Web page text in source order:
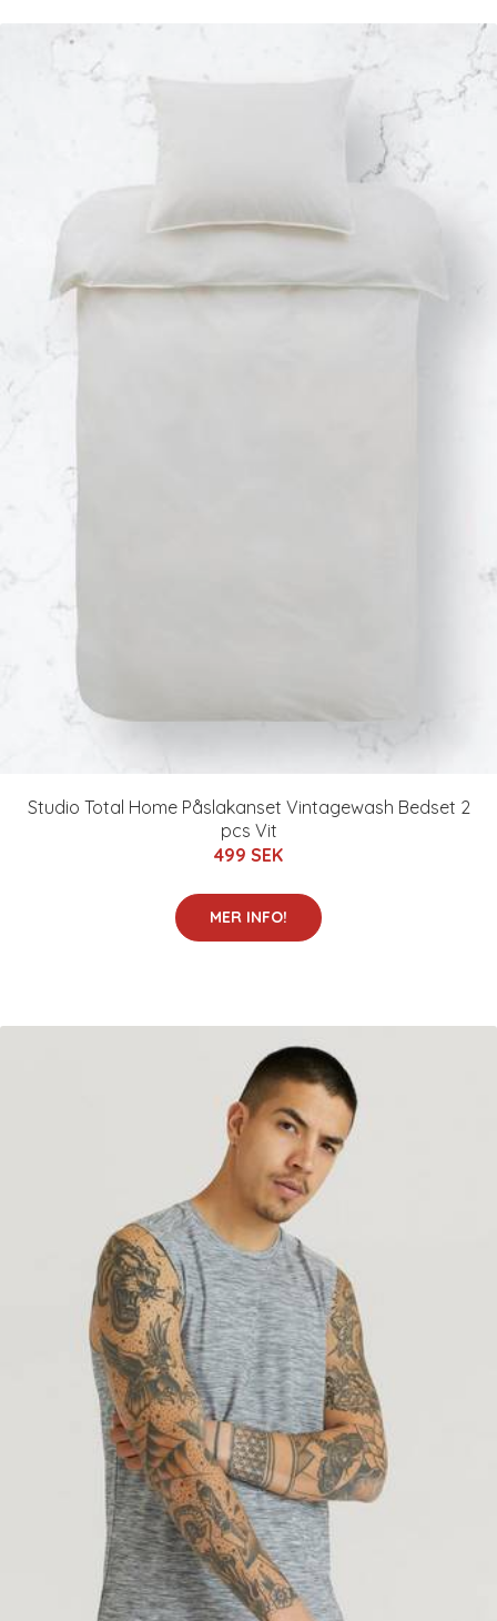
Studio Total Home Påslakanset Vintagewash Bedset 2
pcs Vit
499 SEK
MER INFO!